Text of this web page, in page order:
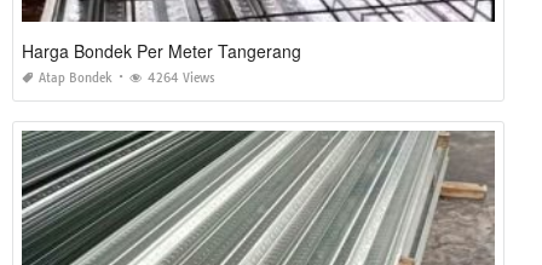
Harga Bondek Per Meter Tangerang
Atap Bondek 4264 Views